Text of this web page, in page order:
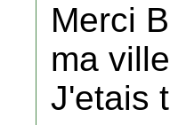
Merci
ma
J'etais